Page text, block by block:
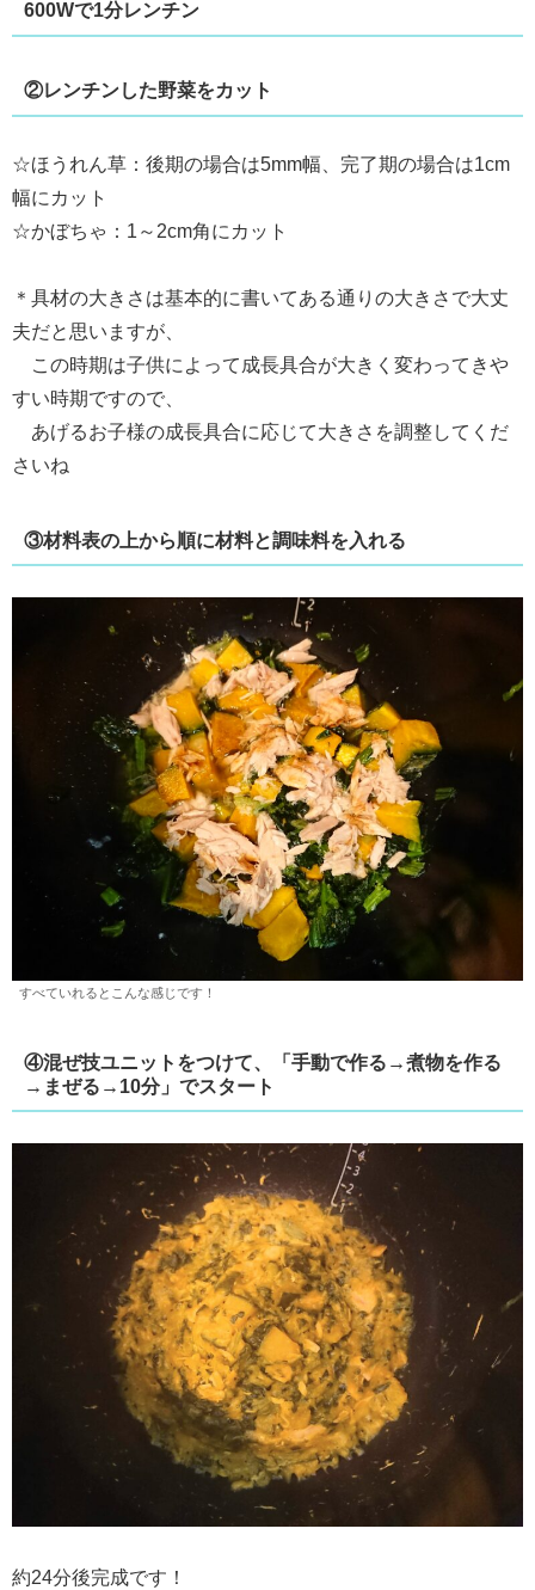
600Wで1分レンチン
②レンチンした野菜をカット
☆ほうれん草：後期の場合は5mm幅、完了期の場合は1cm
幅にカット
☆かぼちゃ：1～2cm角にカット
＊具材の大きさは基本的に書いてある通りの大きさで大丈
夫だと思いますが、
この時期は子供によって成長具合が大きく変わってきや
すい時期ですので、
あげるお子様の成長具合に応じて大きさを調整してくだ
さいね
③材料表の上から順に材料と調味料を入れる
すべていれるとこんな感じです！
④混ぜ技ユニットをつけて、「手動で作る→煮物を作る
→まぜる→10分」でスタート
約24分後完成です！